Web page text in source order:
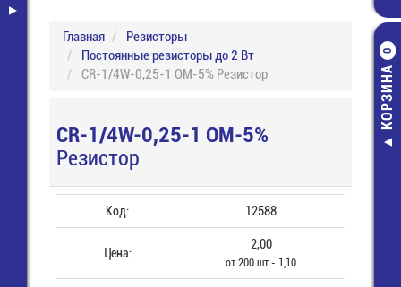
КОРЗИНА
0
Главная
Резисторы
Постоянные резисторы до 2 Вт
CR-1/4W-0,25-1 ОМ-5% Резистор
CR-1/4W-0,25-1 ОМ-5%
Резистор
Код: 12588
Цена:
2,00
от 200 шт - 1,10